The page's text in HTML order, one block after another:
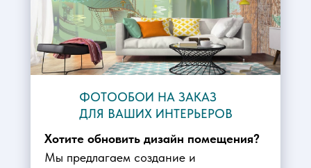
ФОТООБОИ НА ЗАКАЗ
ДЛЯ ВАШИХ ИНТЕРЬЕРОВ
Хотите обновить дизайн помещения?
Мы предлагаем создание и